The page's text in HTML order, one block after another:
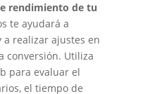
rendimiento de tu
te ayudará a
realizar ajustes en
conversión. Utiliza
para evaluar el
el tiempo de